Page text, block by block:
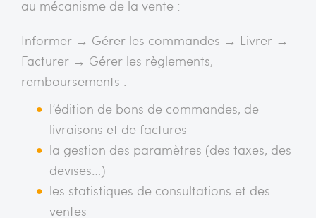
au mécanisme de la vente :
Informer → Gérer les commandes → Livrer →
Facturer → Gérer les règlements,
remboursements :
l’édition de bons de commandes, de
livraisons et de factures
la gestion des paramètres (des taxes, des
devises…)
les statistiques de consultations et des
ventes